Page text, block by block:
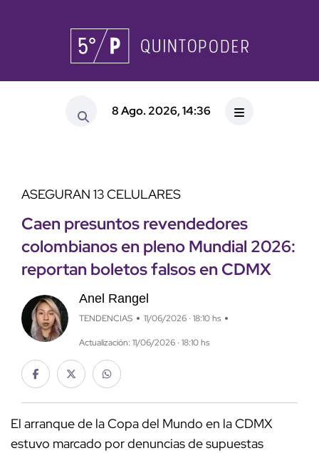
8 Ago. 2026, 14:36
ASEGURAN 13 CELULARES
Caen presuntos revendedores
colombianos en pleno Mundial 2026:
reportan boletos falsos en CDMX
Anel Rangel
TENDENCIAS 11/06/2026 · 18:10 hs
Actualización: 11/06/2026 · 18:10 hs
El arranque de la Copa del Mundo en la CDMX
estuvo marcado por denuncias de supuestas